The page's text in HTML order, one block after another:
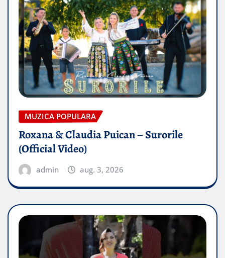
MUZICA POPULARA
Roxana & Claudia Puican – Surorile
(Official Video)
admin aug. 3, 2026